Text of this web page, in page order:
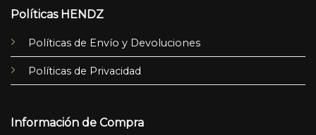
Políticas HENDZ
Políticas de Envío y Devoluciones
Políticas de Privacidad
Información de Compra